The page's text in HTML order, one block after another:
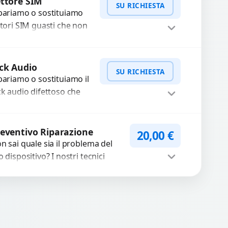
o sostituiamo
SIM guasti che non
la scheda o
Audio
o sostituiamo il
audio difettoso che
perdita di qualità
cuffie e
SU RICHIESTA
Riparazione
sai quale sia il problema del
dispositivo? I nostri tecnici
un check-up completo
strumenti avanzati per...
20,00€